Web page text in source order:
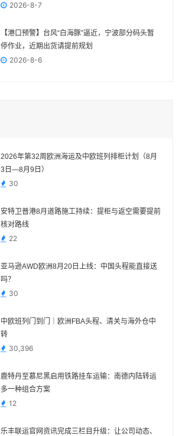
2026-8-7
【港口预警】台风“白海豚”逼近，宁波部分码头暂
停作业，近期出货请提前规划
2026-8-6
2026年第32周欧洲海运及中欧班列排柜计划（8月
3日—8月9日）
30
安特卫普港8月道路施工持续：提柜与返空需要提前
核对路线
22
亚马逊AWD欧洲8月20日上线：中国头程能直接送
吗？
30
中欧班列门到门｜欧洲FBA头程、清关与海外仓中
转
30,396
鹿特丹至慕尼黑启用铁路挂车运输：南德内陆转运
多一种组合方案
12
乐丰联运官网资讯完成三栏目升级：让公司动态、